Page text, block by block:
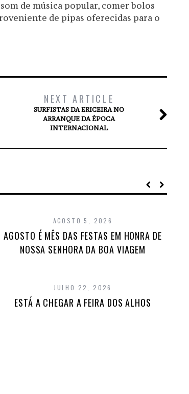
de música popular, comer bolos
de pipas oferecidas para o
NEXT ARTICLE
SURFISTAS DA ERICEIRA NO
ARRANQUE DA ÉPOCA
INTERNACIONAL
AGOSTO 5, 2026
AGOSTO É MÊS DAS FESTAS EM HONRA DE
NOSSA SENHORA DA BOA VIAGEM
JULHO 22, 2026
ESTÁ A CHEGAR A FEIRA DOS ALHOS